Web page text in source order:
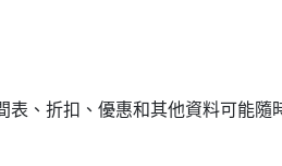
表、折扣、優惠和其他資料可能隨